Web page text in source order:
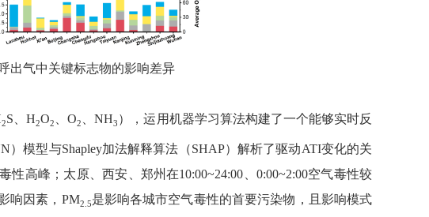
出气中关键标志物的影响差异
2S 、H2O2 、O2 、NH3 ），运用机器学习算法构建了一个能够实时反
）模型与Shapley加法解释算法（SHAP）解析了驱动ATI变化的关
性高峰；太原、西安、郑州在10:00~24:00 0:00~2:00空气毒性较
响因素， PM2.5是影响各城市空气毒性的首要污染物 ，且 影响模式